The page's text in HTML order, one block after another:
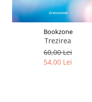
Bookzone
Trezirea
60,00 Lei
54,00 Lei